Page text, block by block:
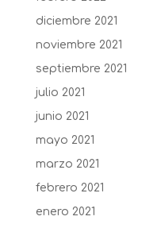
diciembre 2021
noviembre 2021
septiembre 2021
julio 2021
junio 2021
mayo 2021
marzo 2021
febrero 2021
enero 2021